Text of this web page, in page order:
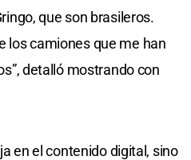
que son brasileros.
los camiones que me han
detalló mostrando con
en el contenido digital, sino